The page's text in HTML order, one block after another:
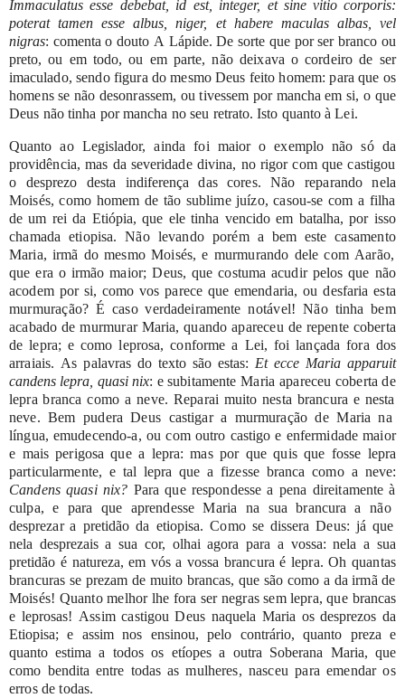
Immaculatus esse debebat, id est, integer, et sine vitio corporis:
poterat tamen esse albus, niger, et habere maculas albas,
vel
nigras: comenta o douto A Lápide. De sorte que por ser branco ou
preto, ou em todo, ou emparte,não deixava o cordeiro de ser
imaculado, sendo figura do mesmo Deus feito homem: para que os
homens se não desonrassem, ou tivessem por mancha em si, o que
Deus não tinha por mancha no seu retrato. Isto quanto àLei.
Quanto aoLegislador,ainda foi maior o exemplo não só da
providência, mas da severidade divina, norigorcom que castigou
o
desprezo desta indiferençadas cores. Não reparando
nela
Moisés, como homem de tão sublime juízo, casou-se com a filha
de um rei da Etiópia, que ele tinha vencido em batalha, por isso
chamada etiopisa. Não levando porém a bem este casamento
Maria, irmã do mesmo Moisés, e murmurando dele com Aarão,
que era o irmão maior; Deus, que costuma acudirpelos que não
acodem porsi, como vos parece que emendaria, ou desfaria esta
murmuração? É caso verdadeiramente notável! Não tinha bem
acabado de murmurarMaria,quando apareceu de repente coberta
de lepra; e como leprosa, conformea Lei, foi lançada fora dos
arraiais. As palavras do texto são estas: Et ecce Maria apparuit
candens lepra, quasi nix: esubitamente Maria apareceu cobertade
leprabranca como a neve. Reparai muito nesta brancura e nesta
neve. Bem pudera Deus castigar a murmuração de Maria na
língua, emudecendo-a, ou comoutro castigo e enfermidade maior
e mais perigosaque a lepra:maspor que quis que fosse lepra
particularmente, e tal lepra que a fizesse branca como a neve:
Candens quasi nix? Para que respondesse a pena direitamente à
culpa, e para que aprendesse Maria na sua brancura a
não
desprezara pretidão da etiopisa. Como se disseraDeus: já que
nela desprezais a sua cor, olhai agora para a vossa: nela a sua
pretidão é natureza, em vós a vossa brancura é lepra. Oh quantas
brancuras se prezam de muito brancas, que são como a da irmã de
Moisés! Quanto melhor lhe fora ser negras semlepra,que brancas
e leprosas! Assim castigou Deus naquela Maria os desprezos da
Etiopisa;
e assim nos ensinou, pelo contrário, quanto preza e
quanto estima a todos os etíopes a outra Soberana Maria, que
como bendita entre todasas mulheres, nasceu para emendar os
erros de todas.